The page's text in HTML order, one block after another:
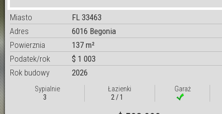
Miasto
FL 33463
Adres
6016 Begonia
Powierznia
137 m²
Podatek/rok
$ 1 003
Rok budowy
2026
Sypialnie
3
Łazienki
2 / 1
Garaż